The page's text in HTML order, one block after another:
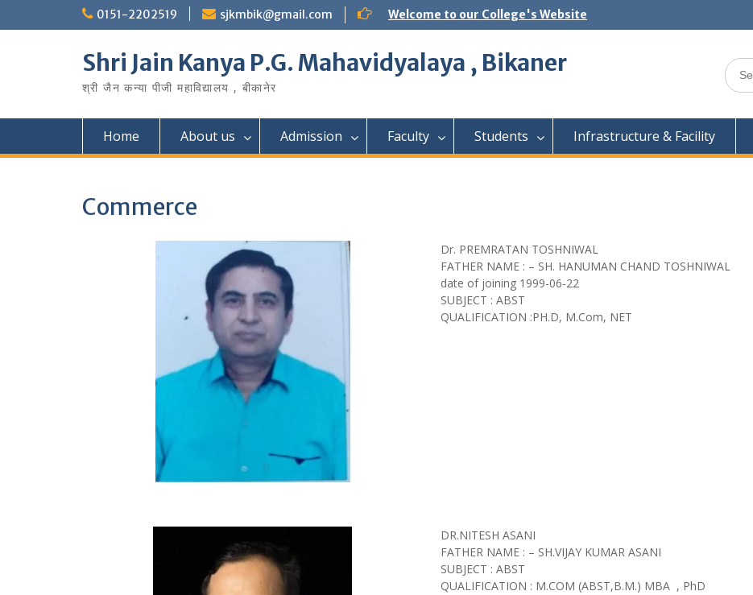
0151-2202519 sjkmbik@gmail.com Welcome to our College's Website
Shri Jain Kanya P.G. Mahavidyalaya , Bikaner
श्री जैन कन्या पीजी महाविद्यालय , बीकानेर
Search
for:
Home About us Admission Faculty Students Infrastructure & Facility
Commerce
Dr. PREMRATAN TOSHNIWAL
FATHER NAME : – SH. HANUMAN CHAND TOSHNIWAL
date of joining 1999-06-22
SUBJECT : ABST
QUALIFICATION :PH.D, M.Com, NET
DR.NITESH ASANI
FATHER NAME : – SH.VIJAY KUMAR ASANI
SUBJECT : ABST
QUALIFICATION : M.COM (ABST,B.M.) MBA , PhD